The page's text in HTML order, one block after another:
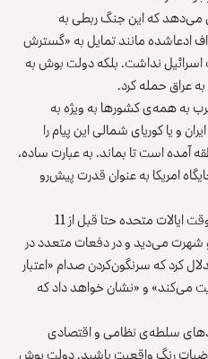
که این جنگ ربطی به
ادعاشده مانند تمایل به «گسترش
نداشت. بلکه دولت بوش به
عراق حمله کرد.
به همه‌ی کشورها به ویژه به
و یا کوریای شمالی این پیام را
آمده است تا بماند. به عبارت ساده،
امریکا به عنوان قدرت پیش‌رو
در واقع، دونالد رامسفلد، وزیر دفاع وقت ایالات متحده حتا قبل از 11
شهرت می‌دید و در دفعات متعدد در
و جولای سال 2001 استدلال کرد که سرنگون‌کردن صدام «اعتبار
می‌کند» و «نشان خواهد داد که
سلطه‌ی نظامی و اقتصادی
رنگ واقعیت پاشید. دولت بوش